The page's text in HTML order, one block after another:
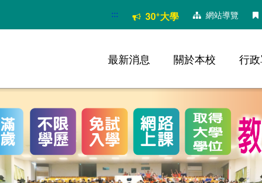
::: 30+大學 網站導覽
最新消息 關於本校 行